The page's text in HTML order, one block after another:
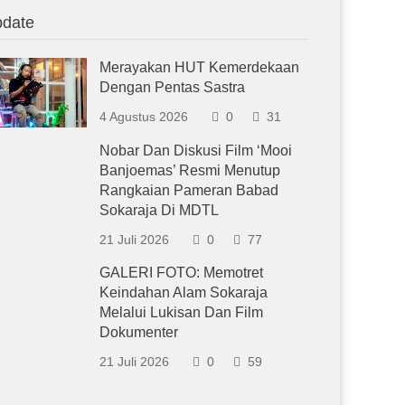
Merayakan HUT Kemerdekaan
Dengan Pentas Sastra
4 Agustus 2026 0 31
Nobar Dan Diskusi Film ‘Mooi
Banjoemas’ Resmi Menutup
Rangkaian Pameran Babad
Sokaraja Di MDTL
21 Juli 2026 0 77
GALERI FOTO: Memotret
Keindahan Alam Sokaraja
Melalui Lukisan Dan Film
Dokumenter
21 Juli 2026 0 59